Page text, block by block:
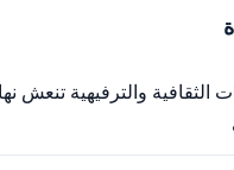
الثقافية والترفيهية تنعش